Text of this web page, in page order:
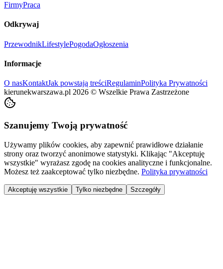
FirmyPraca
Odkrywaj
PrzewodnikLifestylePogodaOgłoszenia
Informacje
O nasKontaktJak powstają treściRegulaminPolityka Prywatności
kierunekwarszawa.pl 2026 © Wszelkie Prawa Zastrzeżone
Szanujemy Twoją prywatność
Używamy plików cookies, aby zapewnić prawidłowe działanie
strony oraz tworzyć anonimowe statystyki. Klikając "Akceptuję
wszystkie" wyrażasz zgodę na cookies analityczne i funkcjonalne.
Możesz też zaakceptować tylko niezbędne. Polityka prywatności
Akceptuję wszystkie Tylko niezbędne Szczegóły